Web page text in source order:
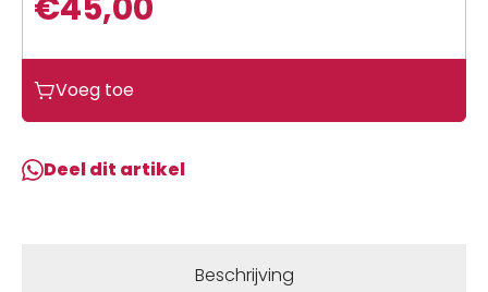
€45,00
Voeg toe
Deel dit artikel
Beschrijving